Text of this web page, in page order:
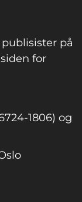
på
for
1806) og